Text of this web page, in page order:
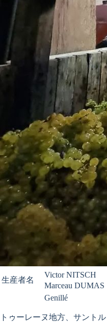
生産者名
Victor NITSCH
Marceau
Genillé
トゥーレーヌ地方、サント